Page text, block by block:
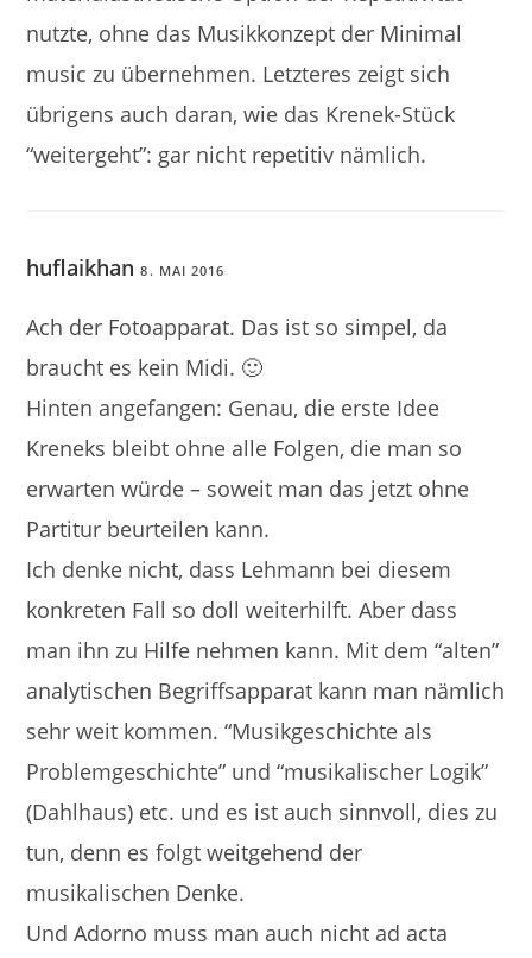
nutzte, ohne das Musikkonzept der Minimal
music zu übernehmen. Letzteres zeigt sich
übrigens auch daran, wie das Krenek-Stück
“weitergeht”: gar nicht repetitiv nämlich.
huflaikhan 8. MAI 2016
Ach der Fotoapparat. Das ist so simpel, da
braucht es kein Midi. 🙂
Hinten angefangen: Genau, die erste Idee
Kreneks bleibt ohne alle Folgen, die man so
erwarten würde – soweit man das jetzt ohne
Partitur beurteilen kann.
Ich denke nicht, dass Lehmann bei diesem
konkreten Fall so doll weiterhilft. Aber dass
man ihn zu Hilfe nehmen kann. Mit dem “alten”
analytischen Begriffsapparat kann man nämlich
sehr weit kommen. “Musikgeschichte als
Problemgeschichte” und “musikalischer Logik”
(Dahlhaus) etc. und es ist auch sinnvoll, dies zu
tun, denn es folgt weitgehend der
musikalischen Denke.
Und Adorno muss man auch nicht ad acta